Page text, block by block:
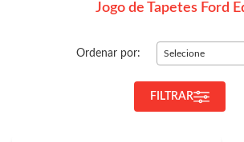
Jogo de Tapetes Ford
Ordenar por: Selecione
FILTRAR